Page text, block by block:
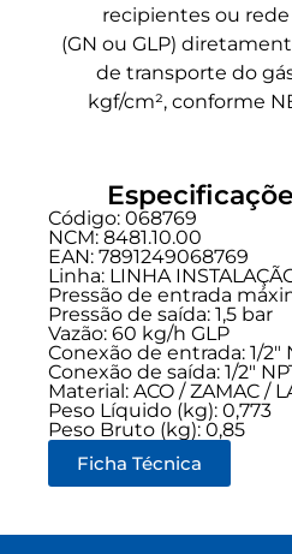
recipientes ou
(GN ou GLP)
de transporte do
kgf/cm², conforme
Código: 068769
NCM: 8481.10.00
EAN: 7891249068769
Linha: LINHA
Pressão de entrada
Pressão de saída: 1,5 bar
Vazão: 60 kg/h GLP
Conexão de entrada: 1/2"
Conexão de saída: 1/2"
Material: ACO / ZAMAC /
Peso Líquido (kg): 0,773
Peso Bruto (kg): 0,85
Ficha Técnica